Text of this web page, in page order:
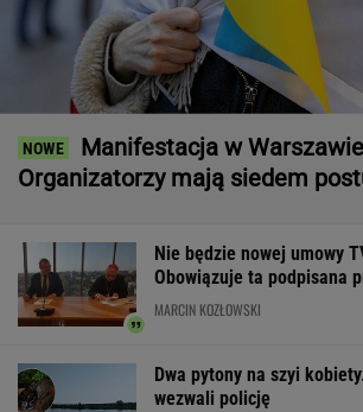
Manifestacja w
Organizatorzy mają siedem
Nie będzie nowej umowy
Obowiązuje ta podpisana
MARCIN KOZŁOWSKI
Dwa pytony na szyi
wezwali policję